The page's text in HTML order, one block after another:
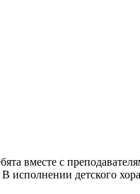
вместе с
детского хора